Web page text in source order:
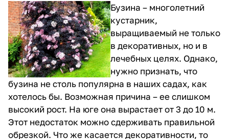
Бузина – многолетний
кустарник,
выращиваемый не только
в декоративных, но и в
лечебных целях. Однако,
нужно признать, что
бузина не столь популярна в наших садах, как
хотелось бы. Возможная причина – ее слишком
высокий рост. На юге она вырастает от 3 до 10 м.
Этот недостаток можно сдерживать правильной
обрезкой. Что же касается декоративности, то